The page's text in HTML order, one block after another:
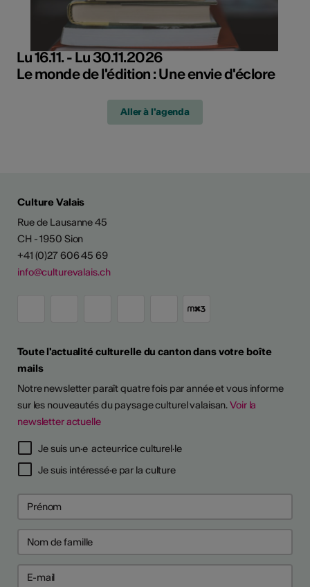
Lu 16.11. - Lu 30.11.2026
Le monde de l'édition : Une envie d'éclore
Aller à l'agenda
Culture Valais
Rue de Lausanne 45
CH - 1950 Sion
+41 (0)27 606 45 69
info@culturevalais.ch
Toute l'actualité culturelle du canton dans votre boîte
mails
Notre newsletter paraît quatre fois par année et vous informe
sur les nouveautés du paysage culturel valaisan.Voir la
newsletter actuelle
Je suis un·e acteur·rice culturel·le
Je suis intéressé·e par la culture